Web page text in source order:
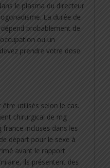
le plasma du directeur
La durée de
probablement de
ou un
prendre votre dose
utilisés selon le cas.
chirurgical de mg
incluses dans les
départ pour le sexe à
avant le rapport
ils présentent des